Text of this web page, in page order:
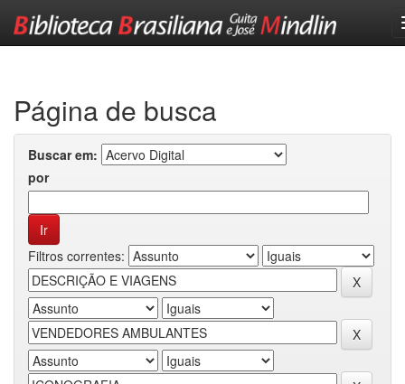
Página de busca
Buscar em:
por
Filtros correntes: